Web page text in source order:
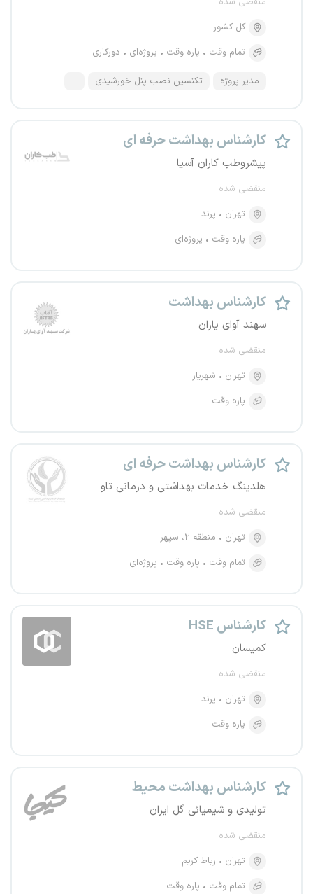
کل کشور
تمام وقت
پاره وقت پروژه‌ای دورکاری
مدیر پروژه تکنسین نصب پنل خورشیدی ...
کارشناس بهداشت حرفه ای
پیشروطب کاران آسیا
منقضی شده
تهران
پرند
پاره وقت
پروژه‌ای
کارشناس بهداشت
سهند آوای یاران
منقضی شده
تهران
شهریار
پاره وقت
کارشناس بهداشت حرفه ای
هلدینگ خدمات بهداشتی و درمانی تاو
منقضی شده
تهران
منطقه ۲، سپهر
تمام وقت
پاره وقت پروژه‌ای
کارشناس HSE
کمیسان
منقضی شده
تهران
پرند
پاره وقت
کارشناس بهداشت محیط
تولیدی و شیمیائی گل ایران
منقضی شده
تهران
رباط کریم
تمام وقت
پاره وقت